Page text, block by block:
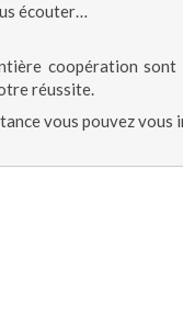
écouter…
coopération sont
réussite.
vous pouvez vous